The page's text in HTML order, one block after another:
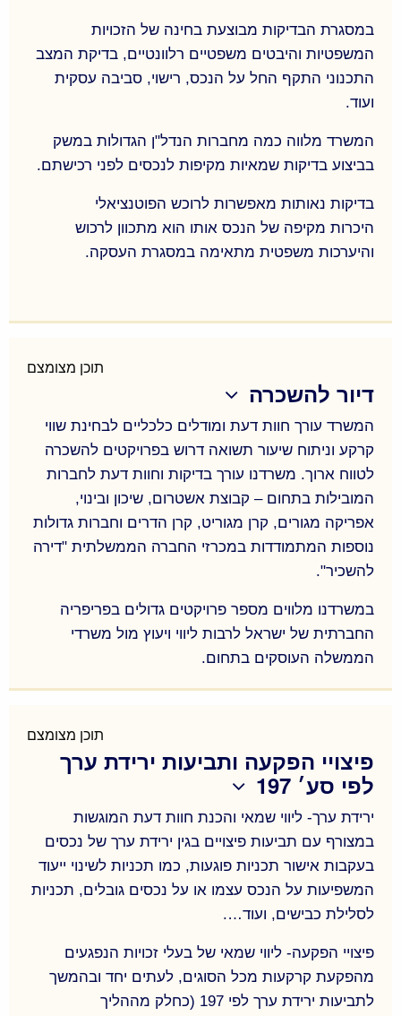
התכנית ונכסים בסביבה; ועוד…
במסגרת הבדיקות מבוצעת בחינה של הזכויות
המשפטיות והיבטים משפטיים רלוונטיים, בדיקת המצב
התכנוני התקף החל על הנכס, רישוי, סביבה עסקית
ועוד.
המשרד מלווה כמה מחברות הנדל"ן הגדולות במשק
בביצוע בדיקות שמאיות מקיפות לנכסים לפני רכישתם.
בדיקות נאותות מאפשרות לרוכש הפוטנציאלי
היכרות מקיפה של הנכס אותו הוא מתכוון לרכוש
והיערכות משפטית מתאימה במסגרת העסקה.
המשפטיות והיבטים משפטיים רלוונטיים, בדיקת המצב
התכנוני התקף החל על הנכס, רישוי, סביבה עסקית
ועוד.
המשרד מלווה כמה מחברות הנדל"ן הגדולות במשק
בביצוע בדיקות שמאיות מקיפות לנכסים לפני רכישתם.
בדיקות נאותות מאפשרות לרוכש הפוטנציאלי
היכרות מקיפה של הנכס אותו הוא מתכוון לרכוש
והיערכות משפטית מתאימה במסגרת העסקה.
תוכן מצומצם
דיור להשכרה
המשרד עורך חוות דעת ומודלים כלכליים לבחינת שווי
קרקע וניתוח שיעור תשואה דרוש בפרויקטים להשכרה
לטווח ארוך. משרדנו עורך בדיקות וחוות דעת לחברות
המובילות בתחום – קבוצת אשטרום, שיכון ובינוי,
אפריקה מגורים, קרן מגוריט, קרן הדרים וחברות גדולות
נוספות המתמודדות במכרזי החברה הממשלתית "דירה
להשכיר".
במשרדנו מלווים מספר פרויקטים גדולים בפריפריה
החברתית של ישראל לרבות ליווי ויעוץ מול משרדי
הממשלה העוסקים בתחום.
לטווח ארוך. משרדנו עורך בדיקות וחוות דעת לחברות
המובילות בתחום – קבוצת אשטרום, שיכון ובינוי, קרן
מגוריט, קרן הדרים וחברות גדולות נוספות המתמודדות
במשרדנו מלווים מספר פרויקטים גדולים בפריפריה
החברתית של ישראל לרבות ליווי ויעוץ מול משרדי
הממשלה העוסקים בתחום.
תוכן מצומצם
פיצויי הפקעה ותביעות ירידת ערך
לפי סע׳ 197
ירידת ערך- ליווי שמאי והכנת חוות דעת המוגשות
במצורף עם תביעות פיצויים בגין ירידת ערך של נכסים
בעקבות אישור תכניות פוגעות, כמו תכניות לשינוי ייעוד
המשפיעות על הנכס עצמו או על נכסים גובלים, תכניות
לסלילת כבישים, ועוד….
פיצויי הפקעה- ליווי שמאי של בעלי זכויות הנפגעים
מהפקעת קרקעות מכל הסוגים, לעתים יחד ובהמשך
לתביעות ירידת ערך לפי 197 (כחלק מההליך